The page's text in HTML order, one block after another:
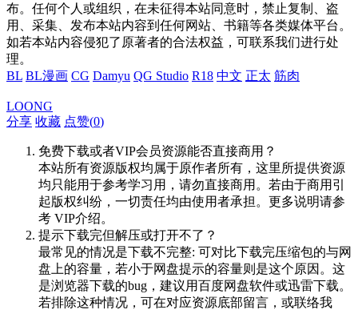
布。任何个人或组织，在未征得本站同意时，禁止复制、盗
用、采集、发布本站内容到任何网站、书籍等各类媒体平台。
如若本站内容侵犯了原著者的合法权益，可联系我们进行处
理。
BL BL漫画 CG Damyu QG Studio R18 中文 正太 筋肉
LOONG
分享 收藏 点赞(0)
免费下载或者VIP会员资源能否直接商用？
本站所有资源版权均属于原作者所有，这里所提供资源
均只能用于参考学习用，请勿直接商用。若由于商用引
起版权纠纷，一切责任均由使用者承担。更多说明请参
考 VIP介绍。
提示下载完但解压或打开不了？
最常见的情况是下载不完整: 可对比下载完压缩包的与网
盘上的容量，若小于网盘提示的容量则是这个原因。这
是浏览器下载的bug，建议用百度网盘软件或迅雷下载。
若排除这种情况，可在对应资源底部留言，或联络我